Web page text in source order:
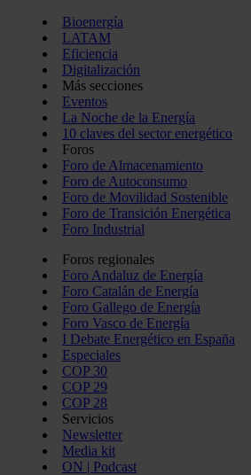
Bioenergía
LATAM
Eficiencia
Digitalización
Más secciones
Eventos
La Noche de la Energía
10 claves del sector energético
Foros
Foro de Almacenamiento
Foro de Autoconsumo
Foro de Movilidad Sostenible
Foro de Transición Energética
Foro Industrial
Foros regionales
Foro Andaluz de Energía
Foro Catalán de Energía
Foro Gallego de Energía
Foro Vasco de Energía
I Debate Energético en España
Especiales
COP 30
COP 29
COP 28
Servicios
Newsletter
Media kit
ON | Podcast